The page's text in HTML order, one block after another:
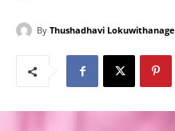
By Thushadhavi Lokuwithanage